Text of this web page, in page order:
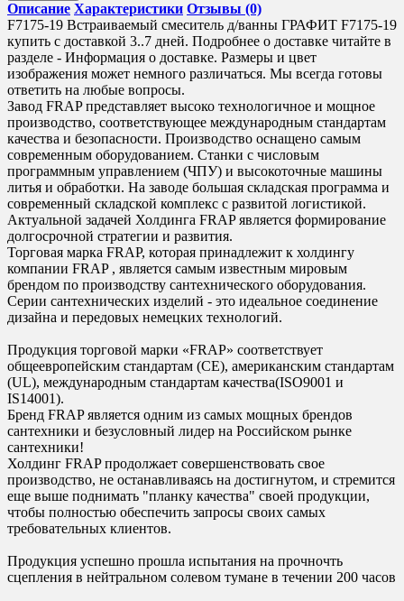
Описание Характеристики Отзывы (0)
F7175-19 Встраиваемый смеситель д/ванны ГРАФИТ F7175-19
купить с доставкой 3..7 дней. Подробнее о доставке читайте в
разделе - Информация о доставке. Размеры и цвет
изображения может немного различаться. Мы всегда готовы
ответить на любые вопросы.
Завод FRAP представляет высоко технологичное и мощное
производство, соответствующее международным стандартам
качества и безопасности. Производство оснащено самым
современным оборудованием. Станки с числовым
программным управлением (ЧПУ) и высокоточные машины
литья и обработки. На заводе большая складская программа и
современный складской комплекс с развитой логистикой.
Актуальной задачей Холдинга FRAP является формирование
долгосрочной стратегии и развития.
Торговая марка FRAP, которая принадлежит к холдингу
компании FRAP , является самым известным мировым
брендом по производству сантехнического оборудования.
Серии сантехнических изделий - это идеальное соединение
дизайна и передовых немецких технологий.
Продукция торговой марки «FRAP» соответствует
общеевропейским стандартам (CE), американским стандартам
(UL), международным стандартам качества(ISO9001 и
IS14001).
Бренд FRAP является одним из самых мощных брендов
сантехники и безусловный лидер на Российском рынке
сантехники!
Холдинг FRAP продолжает совершенствовать свое
производство, не останавливаясь на достигнутом, и стремится
еще выше поднимать "планку качества" своей продукции,
чтобы полностью обеспечить запросы своих самых
требовательных клиентов.
Продукция успешно прошла испытания на прочночть
сцепления в нейтральном солевом тумане в течении 200 часов